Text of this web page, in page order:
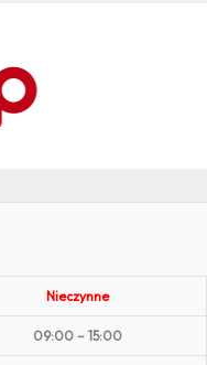
Nieczynne
09:00 – 15:00